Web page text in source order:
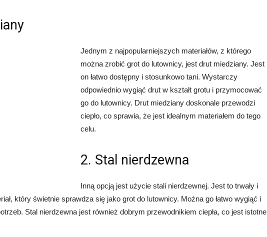
Jednym z najpopularniejszych materiałów, z którego
można zrobić grot do lutownicy, jest drut miedziany. Jest
on łatwo dostępny i stosunkowo tani. Wystarczy
odpowiednio wygiąć drut w kształt grotu i przymocować
go do lutownicy. Drut miedziany doskonale przewodzi
ciepło, co sprawia, że jest idealnym materiałem do tego
celu.
2. Stal nierdzewna
Inną opcją jest użycie stali nierdzewnej. Jest to trwały i
który świetnie sprawdza się jako grot do lutownicy. Można go łatwo wygiąć i
Stal nierdzewna jest również dobrym przewodnikiem ciepła, co jest istotne